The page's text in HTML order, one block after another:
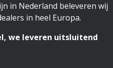
in Nederland beleveren wij
in heel Europa.
we leveren uitsluitend